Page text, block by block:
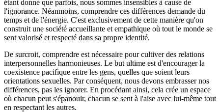
étant donné que parfois, nous sommes insensibles à cause de
l'ignorance. Néanmoins, comprendre ces différences demande du
temps et de l'énergie. C'est exclusivement de cette manière qu'on
construit une société accueillante et empathique où tout le monde se
sent valorisé et respecté dans sa propre identité.
De surcroit, comprendre est nécessaire pour cultiver des relations
interpersonnelles harmonieuses. Le but ultime est d'encourager la
coexistence pacifique entre les gens, quelles que soient leurs
orientations sexuelles. Par conséquent, nous devons embrasser nos
différences, pas les ignorer. En procédant ainsi, cela crée un espace
où chacun peut s'épanouir, chacun se sent à l'aise avec lui-même tout
en respectant les autres.